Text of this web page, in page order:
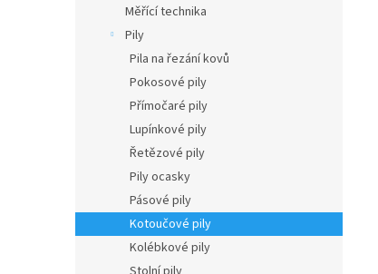
Měřící technika
Pily
Pila na řezání kovů
Pokosové pily
Přímočaré pily
Lupínkové pily
Řetězové pily
Pily ocasky
Pásové pily
Kotoučové pily
Kolébkové pily